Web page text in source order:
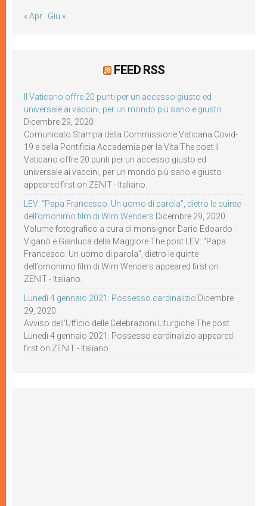
« Apr Giu »
FEED RSS
Il Vaticano offre 20 punti per un accesso giusto ed
universale ai vaccini, per un mondo più sano e giusto
Dicembre 29, 2020
Comunicato Stampa della Commissione Vaticana Covid-
19 e della Pontificia Accademia per la Vita The post Il
Vaticano offre 20 punti per un accesso giusto ed
universale ai vaccini, per un mondo più sano e giusto
appeared first on ZENIT - Italiano.
LEV: “Papa Francesco. Un uomo di parola”, dietro le quinte
dell’omonimo film di Wim Wenders Dicembre 29, 2020
Volume fotografico a cura di monsignor Dario Edoardo
Viganò e Gianluca della Maggiore The post LEV: “Papa
Francesco. Un uomo di parola”, dietro le quinte
dell’omonimo film di Wim Wenders appeared first on
ZENIT - Italiano.
Lunedì 4 gennaio 2021: Possesso cardinalizio Dicembre
29, 2020
Avviso dell’Ufficio delle Celebrazioni Liturgiche The post
Lunedì 4 gennaio 2021: Possesso cardinalizio appeared
first on ZENIT - Italiano.